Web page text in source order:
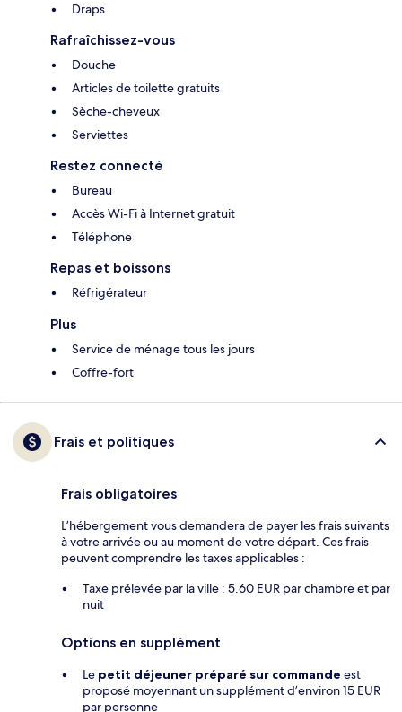
Draps
Rafraîchissez-vous
Douche
Articles de toilette gratuits
Sèche-cheveux
Serviettes
Restez connecté
Bureau
Accès Wi-Fi à Internet gratuit
Téléphone
Repas et boissons
Réfrigérateur
Plus
Service de ménage tous les jours
Coffre-fort
Frais et politiques
Frais obligatoires
L’hébergement vous demandera de payer les frais suivants
à votre arrivée ou au moment de votre départ. Ces frais
peuvent comprendre les taxes applicables :
Taxe prélevée par la ville : 5.60 EUR par chambre et par
nuit
Options en supplément
Le petit déjeuner préparé sur commande est
proposé moyennant un supplément d’environ 15 EUR
par personne